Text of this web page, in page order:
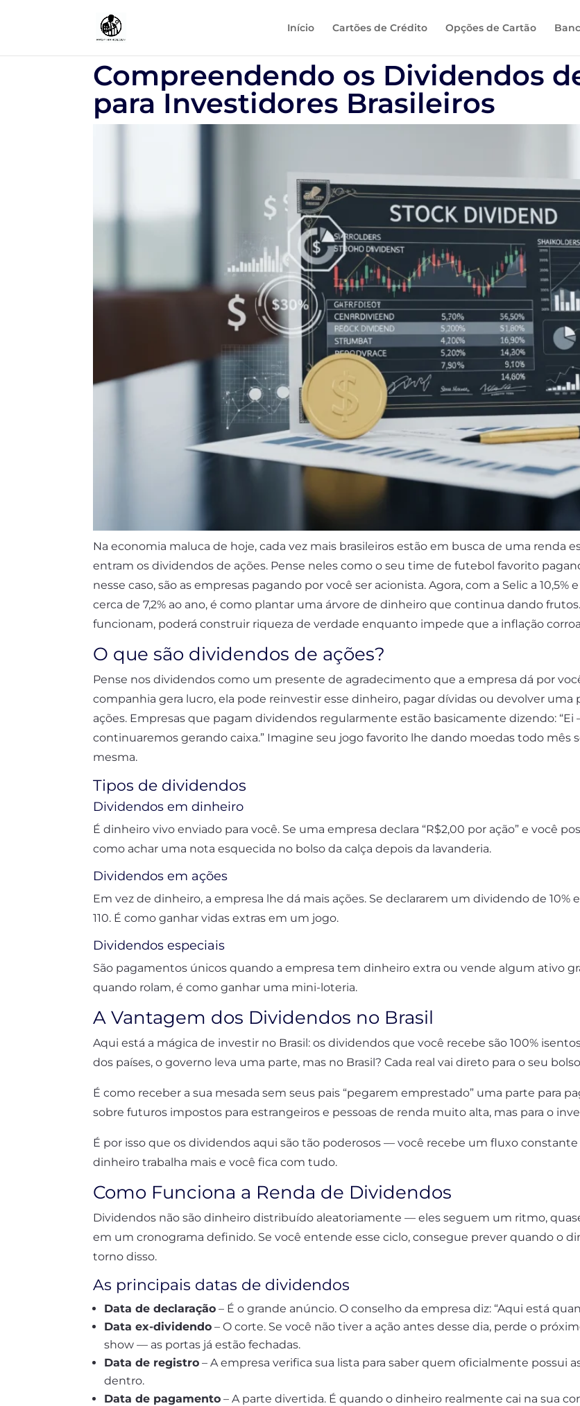
Início Cartões de Crédito Opções de Cartão
Compreendendo os Dividendos
para Investidores Brasileiros
Na economia maluca de hoje, cada vez mais brasileiros estão em busca de uma renda
entram os dividendos de ações. Pense neles como o seu time de futebol favorito
nesse caso, são as empresas pagando por você ser acionista. Agora, com a Selic a
cerca de 7,2% ao ano, é como plantar uma árvore de dinheiro que continua dando
funcionam, poderá construir riqueza de verdade enquanto impede que a inflação
O que são dividendos de ações?
Pense nos dividendos como um presente de agradecimento que a empresa dá por
companhia gera lucro, ela pode reinvestir esse dinheiro, pagar dívidas ou devolver uma
ações. Empresas que pagam dividendos regularmente estão basicamente dizendo:
continuaremos gerando caixa.” Imagine seu jogo favorito lhe dando moedas todo mês
mesma.
Tipos de dividendos
Dividendos em dinheiro
É dinheiro vivo enviado para você. Se uma empresa declara “R$2,00 por ação” e você
como achar uma nota esquecida no bolso da calça depois da lavanderia.
Dividendos em ações
Em vez de dinheiro, a empresa lhe dá mais ações. Se declararem um dividendo de
110. É como ganhar vidas extras em um jogo.
Dividendos especiais
São pagamentos únicos quando a empresa tem dinheiro extra ou vende algum ativo
quando rolam, é como ganhar uma mini-loteria.
A Vantagem dos Dividendos no Brasil
Aqui está a mágica de investir no Brasil: os dividendos que você recebe são 100%
dos países, o governo leva uma parte, mas no Brasil? Cada real vai direto para o seu
É como receber a sua mesada sem seus pais “pegarem emprestado” uma parte para
sobre futuros impostos para estrangeiros e pessoas de renda muito alta, mas para o
É por isso que os dividendos aqui são tão poderosos — você recebe um fluxo
dinheiro trabalha mais e você fica com tudo.
Como Funciona a Renda de Dividendos
Dividendos não são dinheiro distribuído aleatoriamente — eles seguem um ritmo,
em um cronograma definido. Se você entende esse ciclo, consegue prever quando o
torno disso.
As principais datas de dividendos
Data de declaração – É o grande anúncio. O conselho da empresa diz: “Aqui está
Data ex-dividendo – O corte. Se você não tiver a ação antes desse dia, perde o
show — as portas já estão fechadas.
Data de registro – A empresa verifica sua lista para saber quem oficialmente possui
dentro.
Data de pagamento – A parte divertida. É quando o dinheiro realmente cai na sua